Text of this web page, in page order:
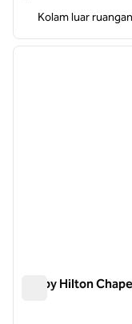
Kolam luar ruangan
1 dari 12
Tru by Hilton